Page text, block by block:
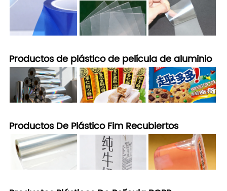
Productos de plástico de película de aluminio
Productos De Plástico Fim Recubiertos